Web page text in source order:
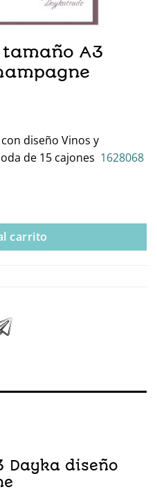
A3
diseño Vinos y
de 15 cajones 1628068
Vino y Champagne cantidad
carrito
Dayka diseño